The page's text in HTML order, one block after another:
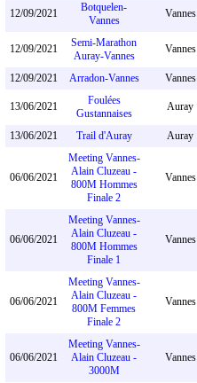
12/09/2021
Botquelen-
Vannes
Vannes
12/09/2021
Semi-Marathon
Auray-Vannes
Vannes
12/09/2021
Arradon-Vannes Vannes
13/06/2021
Foulées
Gustannaises
Auray
13/06/2021 Trail d'Auray Auray
06/06/2021
Meeting Vannes-
Alain Cluzeau -
800M Hommes
Finale 2
Vannes
06/06/2021
Meeting Vannes-
Alain Cluzeau -
800M Hommes
Finale 1
Vannes
06/06/2021
Meeting Vannes-
Alain Cluzeau -
800M Femmes
Finale 2
Vannes
06/06/2021
Meeting Vannes-
Alain Cluzeau -
3000M
Vannes